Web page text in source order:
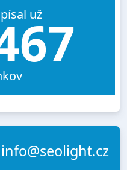
už
info@seolight.cz